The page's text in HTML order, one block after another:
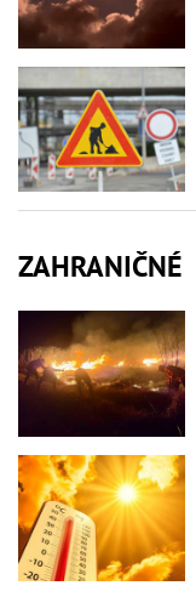
ZAHRANIČNÉ